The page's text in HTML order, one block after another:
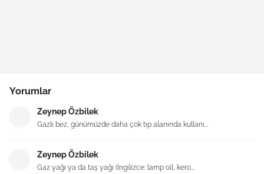
Yorumlar
Zeynep Özbilek
Gazlı bez, günümüzde daha çok tıp alanında kullanı...
Zeynep Özbilek
Gaz yağı ya da taş yağı (İngilizce: lamp oil, kero...